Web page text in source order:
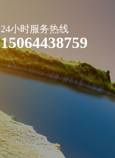
24小时服务热线
15064438759